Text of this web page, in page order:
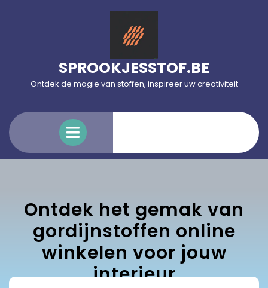
Skip
SPROOKJESSTOF.BE
Ontdek de magie van stoffen, inspireer uw creativiteit
Menu
Ontdek het gemak van
gordijnstoffen online
winkelen voor jouw
interieur